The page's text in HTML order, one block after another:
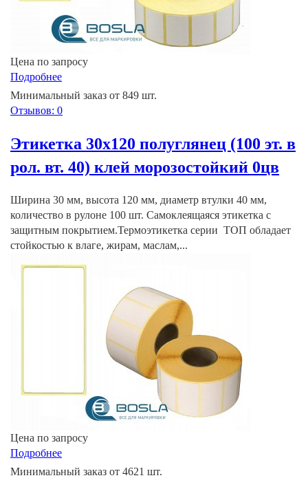
Цена по запросу
Подробнее
Минимальный заказ от 849 шт.
Отзывов: 0
Этикетка 30х120 полуглянец (100 эт. в
рол. вт. 40) клей морозостойкий 0цв
Ширина 30 мм, высота 120 мм, диаметр втулки 40 мм,
количество в рулоне 100 шт. Самоклеящаяся этикетка с
защитным покрытием.Термоэтикетка серии ТОП обладает
стойкостью к влаге, жирам, маслам,...
Цена по запросу
Подробнее
Минимальный заказ от 4621 шт.